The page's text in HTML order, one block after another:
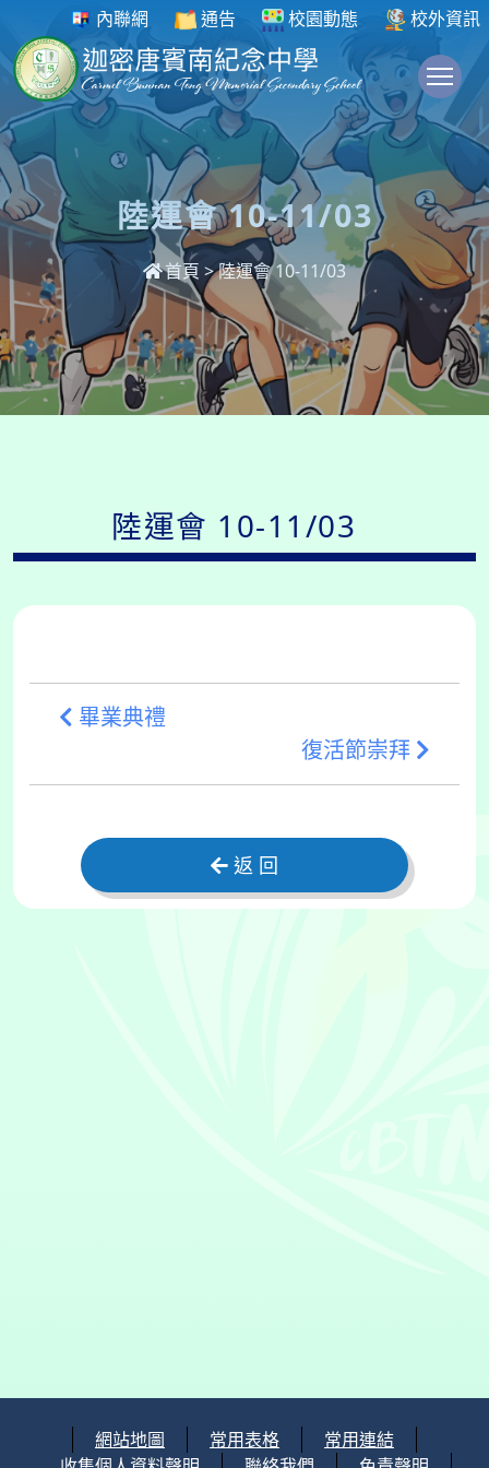
內聯網 通告 校園動態 校外資訊
陸運會 10-11/03
首頁 >陸運會 10-11/03
陸運會 10-11/03
畢業典禮
復活節崇拜
返 回
網站地圖 常用表格
常用連結